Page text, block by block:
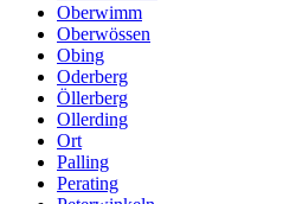
Oberwimm
Oberwössen
Obing
Oderberg
Öllerberg
Ollerding
Ort
Palling
Perating